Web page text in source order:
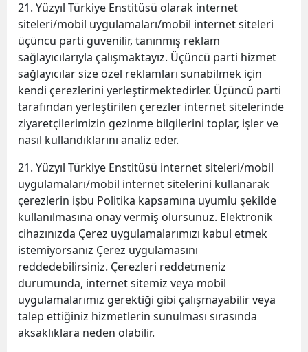
21. Yüzyıl Türkiye Enstitüsü olarak internet
siteleri/mobil uygulamaları/mobil internet siteleri
üçüncü parti güvenilir, tanınmış reklam
sağlayıcılarıyla çalışmaktayız. Üçüncü parti hizmet
sağlayıcılar size özel reklamları sunabilmek için
kendi çerezlerini yerleştirmektedirler. Üçüncü parti
tarafından yerleştirilen çerezler internet sitelerinde
ziyaretçilerimizin gezinme bilgilerini toplar, işler ve
nasıl kullandıklarını analiz eder.
21. Yüzyıl Türkiye Enstitüsü internet siteleri/mobil
uygulamaları/mobil internet sitelerini kullanarak
çerezlerin işbu Politika kapsamına uyumlu şekilde
kullanılmasına onay vermiş olursunuz. Elektronik
cihazınızda Çerez uygulamalarımızı kabul etmek
istemiyorsanız Çerez uygulamasını
reddedebilirsiniz. Çerezleri reddetmeniz
durumunda, internet sitemiz veya mobil
uygulamalarımız gerektiği gibi çalışmayabilir veya
talep ettiğiniz hizmetlerin sunulması sırasında
aksaklıklara neden olabilir.